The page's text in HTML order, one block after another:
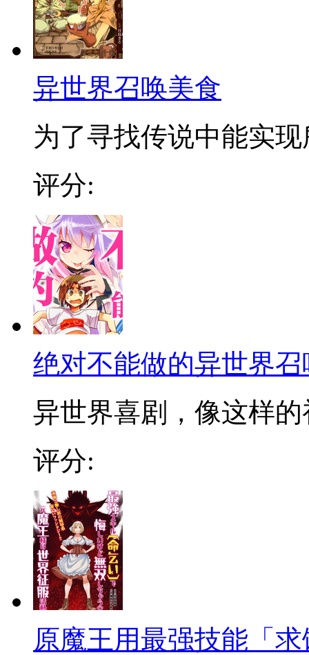
异世界召唤美食
为了寻找传说中能实
评分:
绝对不能做的异世界召
异世界喜剧，像这样
评分:
原魔王用最强技能「